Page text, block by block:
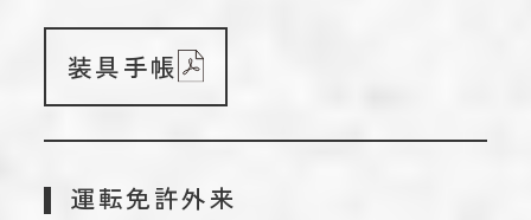
装具手帳
運転免許外来